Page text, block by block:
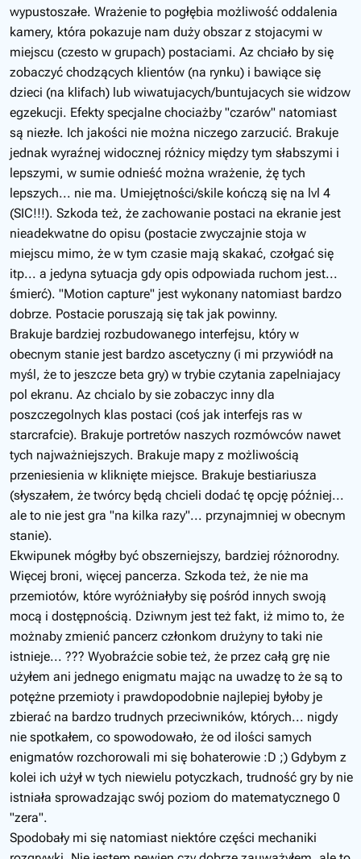
wypustoszałe. Wrażenie to pogłębia możliwość oddalenia
kamery, która pokazuje nam duży obszar z stojacymi w
miejscu (czesto w grupach) postaciami. Az chciało by się
zobaczyć chodzących klientów (na rynku) i bawiące się
dzieci (na klifach) lub wiwatujacych/buntujacych sie widzow
egzekucji. Efekty specjalne chociażby "czarów" natomiast
są niezłe. Ich jakości nie można niczego zarzucić. Brakuje
jednak wyraźnej widocznej różnicy między tym słabszymi i
lepszymi, w sumie odnieść można wrażenie, żę tych
lepszych... nie ma. Umiejętności/skile kończą się na lvl 4
(SIC!!!). Szkoda też, że zachowanie postaci na ekranie jest
nieadekwatne do opisu (postacie zwyczajnie stoja w
miejscu mimo, że w tym czasie mają skakać, czołgać się
itp... a jedyna sytuacja gdy opis odpowiada ruchom jest...
śmierć). "Motion capture" jest wykonany natomiast bardzo
dobrze. Postacie poruszają się tak jak powinny.
Brakuje bardziej rozbudowanego interfejsu, który w
obecnym stanie jest bardzo ascetyczny (i mi przywiódł na
myśl, że to jeszcze beta gry) w trybie czytania zapelniajacy
pol ekranu. Az chcialo by sie zobaczyc inny dla
poszczegolnych klas postaci (coś jak interfejs ras w
starcrafcie). Brakuje portretów naszych rozmówców nawet
tych najważniejszych. Brakuje mapy z możliwością
przeniesienia w kliknięte miejsce. Brakuje bestiariusza
(słyszałem, że twórcy będą chcieli dodać tę opcję później...
ale to nie jest gra "na kilka razy"... przynajmniej w obecnym
stanie).
Ekwipunek mógłby być obszerniejszy, bardziej różnorodny.
Więcej broni, więcej pancerza. Szkoda też, że nie ma
przemiotów, które wyróżniałyby się pośród innych swoją
mocą i dostępnością. Dziwnym jest też fakt, iż mimo to, że
możnaby zmienić pancerz członkom drużyny to taki nie
istnieje... ??? Wyobraźcie sobie też, że przez całą grę nie
użyłem ani jednego enigmatu mając na uwadzę to że są to
potężne przemioty i prawdopodobnie najlepiej byłoby je
zbierać na bardzo trudnych przeciwników, których... nigdy
nie spotkałem, co spowodowało, że od ilości samych
enigmatów rozchorowali mi się bohaterowie :D ;) Gdybym z
kolei ich użył w tych niewielu potyczkach, trudność gry by nie
istniała sprowadzając swój poziom do matematycznego 0
"zera".
Spodobały mi się natomiast niektóre części mechaniki